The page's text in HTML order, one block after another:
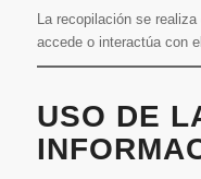
La recopilación se
accede o interactúa con
USO DE